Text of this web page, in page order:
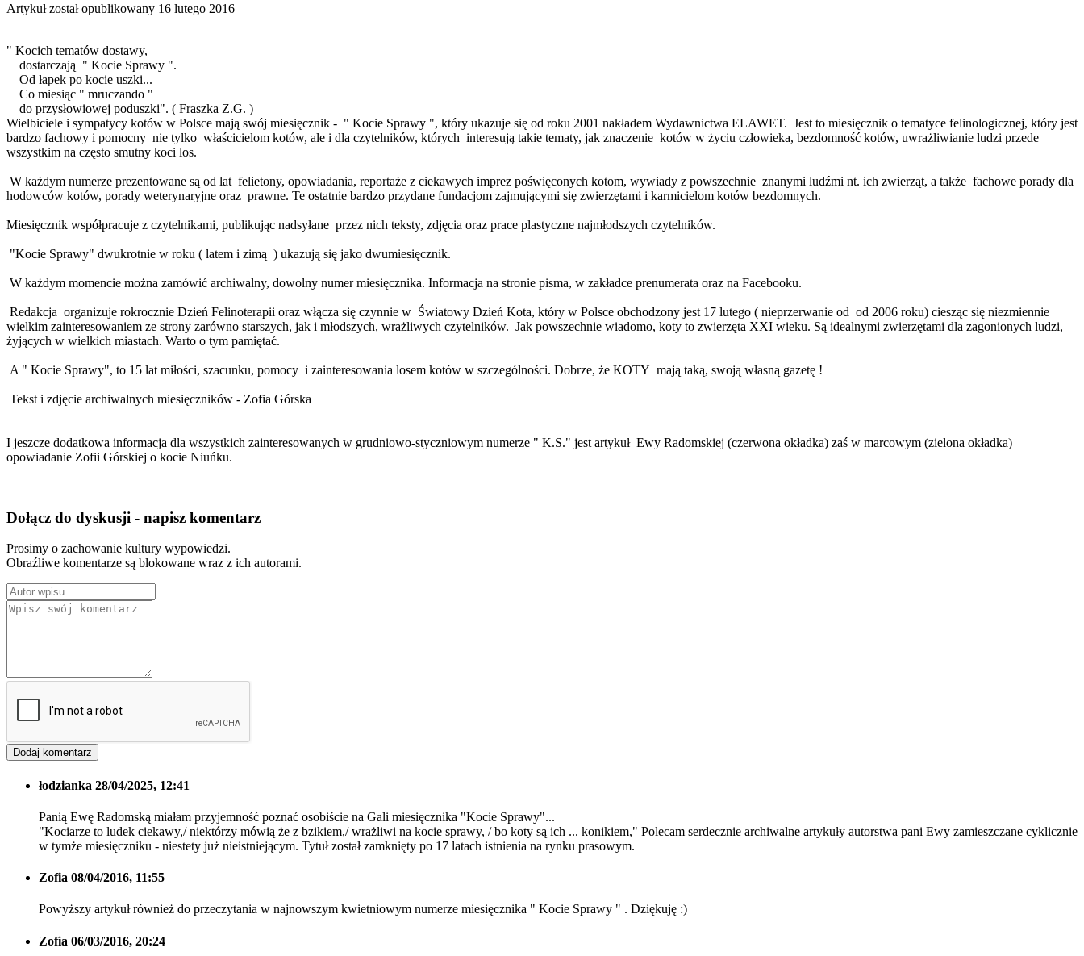
Artykuł został opublikowany 16 lutego 2016
" Kocich tematów dostawy,
dostarczają " Kocie Sprawy ".
Od łapek po kocie uszki...
Co miesiąc " mruczando "
do przysłowiowej poduszki". ( Fraszka Z.G. )
Wielbiciele i sympatycy kotów w Polsce mają swój miesięcznik - " Kocie Sprawy ", który ukazuje się od roku 2001 nakładem Wydawnictwa ELAWET. Jest to miesięcznik o tematyce felinologicznej, który jest
bardzo fachowy i pomocny nie tylko właścicielom kotów, ale i dla czytelników, których interesują takie tematy, jak znaczenie kotów w życiu człowieka, bezdomność kotów, uwrażliwianie ludzi przede
wszystkim na często smutny koci los.
W każdym numerze prezentowane są od lat felietony, opowiadania, reportaże z ciekawych imprez poświęconych kotom, wywiady z powszechnie znanymi ludźmi nt. ich zwierząt, a także fachowe porady dla
hodowców kotów, porady weterynaryjne oraz prawne. Te ostatnie bardzo przydane fundacjom zajmującymi się zwierzętami i karmicielom kotów bezdomnych.
Miesięcznik współpracuje z czytelnikami, publikując nadsyłane przez nich teksty, zdjęcia oraz prace plastyczne najmłodszych czytelników.
"Kocie Sprawy" dwukrotnie w roku ( latem i zimą ) ukazują się jako dwumiesięcznik.
W każdym momencie można zamówić archiwalny, dowolny numer miesięcznika. Informacja na stronie pisma, w zakładce prenumerata oraz na Facebooku.
Redakcja organizuje rokrocznie Dzień Felinoterapii oraz włącza się czynnie w Światowy Dzień Kota, który w Polsce obchodzony jest 17 lutego ( nieprzerwanie od od 2006 roku) ciesząc się niezmiennie
wielkim zainteresowaniem ze strony zarówno starszych, jak i młodszych, wrażliwych czytelników. Jak powszechnie wiadomo, koty to zwierzęta XXI wieku. Są idealnymi zwierzętami dla zagonionych ludzi,
żyjących w wielkich miastach. Warto o tym pamiętać.
A " Kocie Sprawy", to 15 lat miłości, szacunku, pomocy i zainteresowania losem kotów w szczególności. Dobrze, że KOTY mają taką, swoją własną gazetę !
Tekst i zdjęcie archiwalnych miesięczników - Zofia Górska
I jeszcze dodatkowa informacja dla wszystkich zainteresowanych w grudniowo-styczniowym numerze " K.S." jest artykuł Ewy Radomskiej (czerwona okładka) zaś w marcowym (zielona okładka)
opowiadanie Zofii Górskiej o kocie Niuńku.
Dołącz do dyskusji - napisz komentarz
Prosimy o zachowanie kultury wypowiedzi.
Obraźliwe komentarze są blokowane wraz z ich autorami.
łodzianka 28/04/2025, 12:41
Panią Ewę Radomską miałam przyjemność poznać osobiście na Gali miesięcznika "Kocie Sprawy"...
"Kociarze to ludek ciekawy,/ niektórzy mówią że z bzikiem,/ wrażliwi na kocie sprawy, / bo koty są ich ... konikiem," Polecam serdecznie archiwalne artykuły autorstwa pani Ewy zamieszczane cyklicznie
w tymże miesięczniku - niestety już nieistniejącym. Tytuł został zamknięty po 17 latach istnienia na rynku prasowym.
Zofia 08/04/2016, 11:55
Powyższy artykuł również do przeczytania w najnowszym kwietniowym numerze miesięcznika " Kocie Sprawy " . Dziękuję :)
Zofia 06/03/2016, 20:24